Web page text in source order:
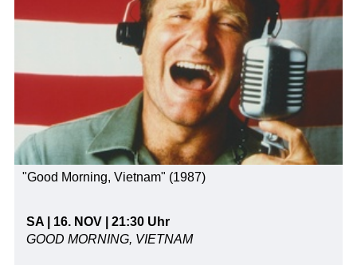
"Good Morning, Vietnam" (1987)
SA | 16. NOV | 21:30 Uhr
GOOD MORNING, VIETNAM